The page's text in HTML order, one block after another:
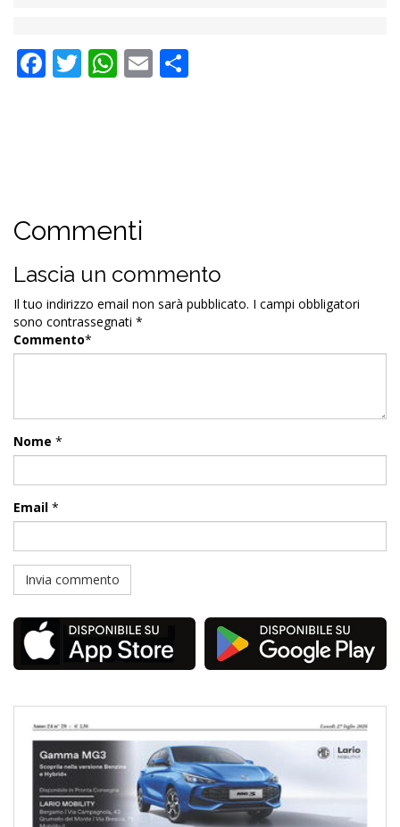
Facebook
Twitter
WhatsApp
Email
Commenti
Lascia un commento
Il tuo indirizzo email non sarà pubblicato. I campi obbligatori
sono contrassegnati *
Commento*
Nome *
Email *